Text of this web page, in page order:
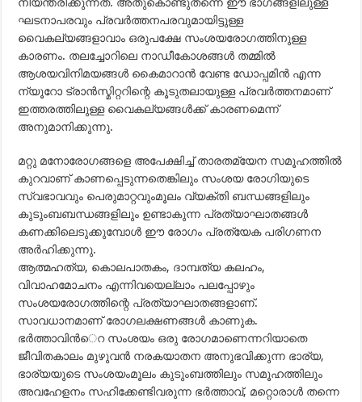
ഘടനാപരവും പ്രവര്‍ത്തനപരവുമായിട്ടുള്ള
വൈകല്യങ്ങളാവാം ഒരുപക്ഷേ സംശയരോഗത്തിനുള്ള
കാരണം. തലച്ചോറിലെ നാഡീകോശങ്ങള്‍ തമ്മില്‍
ആശയവിനിമയങ്ങള്‍ കൈമാറാന്‍ വേണ്ട ഡോപ്പമിന്‍ എന്ന
ന്യൂറോ ട്രാന്‍സ്മിറ്ററിന്റെ കൂടുതലായുള്ള പ്രവര്‍ത്തനമാണ്
ഇത്തരത്തിലുള്ള വൈകല്യങ്ങള്‍ക്ക് കാരണമെന്ന്
അനുമാനിക്കുന്നു.
മറ്റു മനോരോഗങ്ങളെ അപേക്ഷിച്ച് താരതമ്യേന സമൂഹത്തില്‍
കുറവാണ് കാണപ്പെടുന്നതെങ്കിലും സംശയ രോഗിയുടെ
സ്വഭാവവും പെരുമാറ്റവുംമൂലം വ്യക്തി ബന്ധങ്ങളിലും
കുടുംബബന്ധങ്ങളിലും ഉണ്ടാകുന്ന പ്രത്യാഘാതങ്ങള്‍
കണക്കിലെടുക്കുമ്പോള്‍ ഈ രോഗം പ്രത്യേക പരിഗണന
അര്‍ഹിക്കുന്നു.
ആത്മഹത്യ, കൊലപാതകം, ദാമ്പത്യ കലഹം,
വിവാഹമോചനം എന്നിവയെല്ലാം പലപ്പോഴും
സംശയരോഗത്തിന്റെ പ്രത്യാഘാതങ്ങളാണ്.
സാവധാനമാണ് രോഗലക്ഷണങ്ങള്‍ കാണുക.
ഭര്‍ത്താവിന്‍െറ സംശയം ഒരു രോഗമാണെന്നറിയാതെ
ജീവിതകാലം മുഴുവന്‍ നരകയാതന അനുഭവിക്കുന്ന ഭാര്യ,
ഭാര്യയുടെ സംശയംമൂലം കുടുംബത്തിലും സമൂഹത്തിലും
അവഹേളനം സഹിക്കേണ്ടിവരുന്ന ഭര്‍ത്താവ്, മറ്റൊരാള്‍ തന്നെ